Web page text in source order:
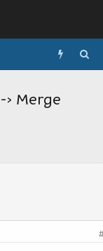
Merge